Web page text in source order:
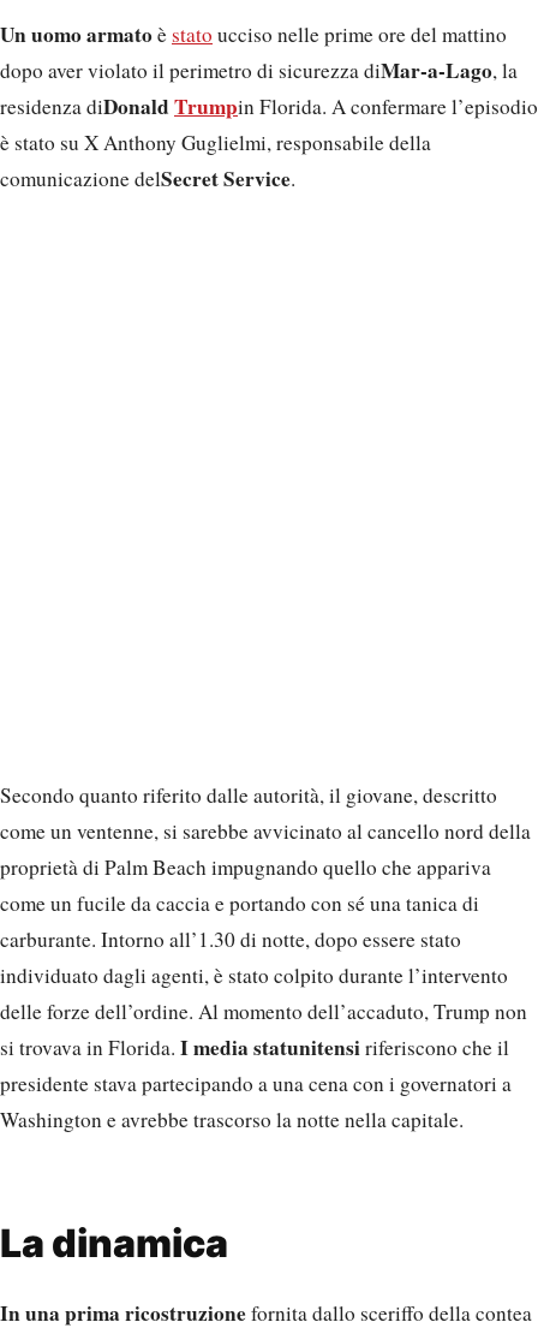
Un uomo armatoèstato ucciso nelle prime ore del mattino
dopo aver violato il perimetro di sicurezza diMar-a-Lago, la
residenza diDonald Trumpin Florida. A confermare l’episodio
è stato su X Anthony Guglielmi, responsabile della
comunicazione delSecret Service.
Secondo quanto riferito dalle autorità, il giovane, descritto
come un ventenne, si sarebbe avvicinato al cancello nord della
proprietà di Palm Beach impugnando quello che appariva
come un fucile da caccia e portando con sé una tanica di
carburante. Intorno all’1.30 di notte, dopo essere stato
individuato dagli agenti, è stato colpito durante l’intervento
delle forze dell’ordine. Al momento dell’accaduto, Trump non
si trovava in Florida. I media statunitensiriferiscono che il
presidente stava partecipando a una cena con i governatori a
Washington e avrebbe trascorso la notte nella capitale.
La dinamica
In una prima ricostruzionefornita dallo sceriffo della contea